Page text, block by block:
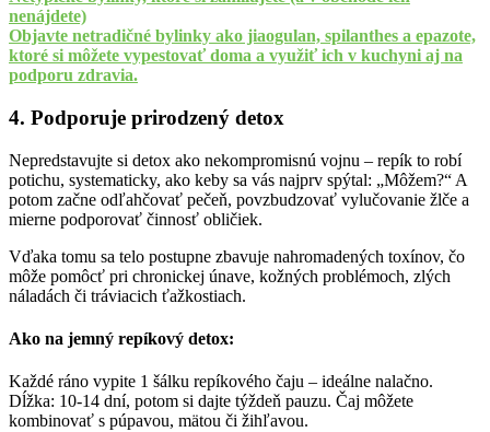
nenájdete)
Objavte netradičné bylinky ako jiaogulan, spilanthes a epazote,
ktoré si môžete vypestovať doma a využiť ich v kuchyni aj na
podporu zdravia.
4. Podporuje prirodzený detox
Nepredstavujte si detox ako nekompromisnú vojnu – repík to robí
potichu, systematicky, ako keby sa vás najprv spýtal: „Môžem?“ A
potom začne odľahčovať pečeň, povzbudzovať vylučovanie žlče a
mierne podporovať činnosť obličiek.
Vďaka tomu sa telo postupne zbavuje nahromadených toxínov, čo
môže pomôcť pri chronickej únave, kožných problémoch, zlých
náladách či tráviacich ťažkostiach.
Ako na jemný repíkový detox:
Každé ráno vypite 1 šálku repíkového čaju – ideálne nalačno.
Dĺžka: 10-14 dní, potom si dajte týždeň pauzu. Čaj môžete
kombinovať s púpavou, mätou či žihľavou.